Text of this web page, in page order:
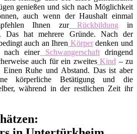
genießen und sich nach Möglichkeit
auch wenn der Haushalt einmal
Ihnen zurRückbildung in
Das hat mehrere Gründe. Nach der
auch an Ihren Körperdenken und
einerSchwangerschaftdringend
auch für ein zweitesKind – zu
Einen Ruhe und Abstand. Das ist aber
körperliche Betätigung und die
während in der restlichen Zeit ihr